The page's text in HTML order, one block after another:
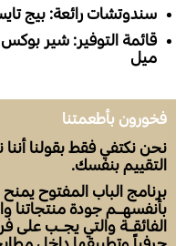
سندوتشات رائعة: بيج
ميل
فخورون بأطعمتنا
نحن نكتفي فقط بقولنا
التقييم بنفسك.
برنامج الباب المفتوح
بأنفسهـم جودة منتجاتنا
الفائقـة والتي يجـب على